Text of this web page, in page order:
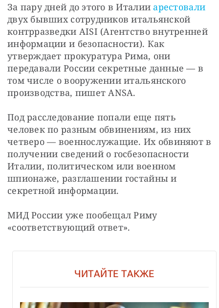
За пару дней до этого в Италии арестовали
двух бывших сотрудников итальянской
контрразведки AISI (Агентство внутренней
информации и безопасности). Как
утверждает прокуратура Рима, они
передавали России секретные данные — в
том числе о вооружении итальянского
производства, пишет ANSA.
Под расследование попали еще пять
человек по разным обвинениям, из них
четверо — военнослужащие. Их обвиняют в
получении сведений о госбезопасности
Италии, политическом или военном
шпионаже, разглашении гостайны и
секретной информации.
МИД России уже пообещал Риму
«соответствующий ответ».
ЧИТАЙТЕ ТАКЖЕ